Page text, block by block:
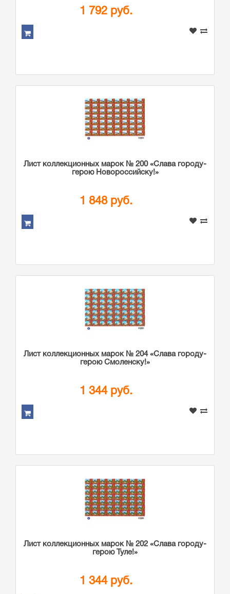
1 792 руб.
Лист коллекционных марок № 200 «Слава городу-
герою Новороссийску!»
1 848 руб.
Лист коллекционных марок № 204 «Слава городу-
герою Смоленску!»
1 344 руб.
Лист коллекционных марок № 202 «Слава городу-
герою Туле!»
1 344 руб.